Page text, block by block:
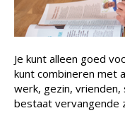
Je kunt alleen goed
kunt combineren met
werk, gezin,
bestaat vervangende